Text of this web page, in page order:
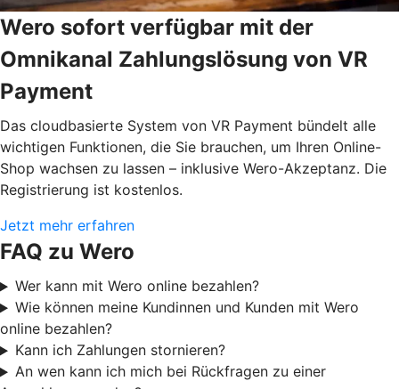
Wero sofort verfügbar mit der
Omnikanal Zahlungslösung von VR
Payment
Das cloudbasierte System von VR Payment bündelt alle
wichtigen Funktionen, die Sie brauchen, um Ihren Online-
Shop wachsen zu lassen – inklusive Wero-Akzeptanz. Die
Registrierung ist kostenlos.
Jetzt mehr erfahren
FAQ zu Wero
Wer kann mit Wero online bezahlen?
Wie können meine Kundinnen und Kunden mit Wero
online bezahlen?
Kann ich Zahlungen stornieren?
An wen kann ich mich bei Rückfragen zu einer